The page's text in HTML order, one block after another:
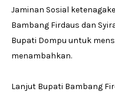
Jaminan Sosial
Bambang Firdaus dan
Bupati Dompu untuk
menambahkan.
Lanjut Bupati Bambang